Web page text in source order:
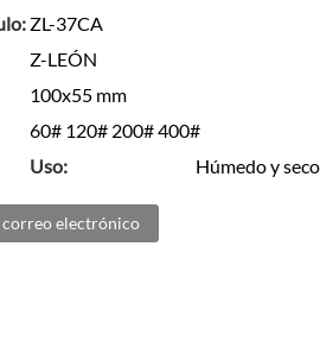
ZL-37CA
Z-LEÓN
100x55 mm
60# 120# 200# 400#
Uso:
Húmedo y seco
correo electrónico